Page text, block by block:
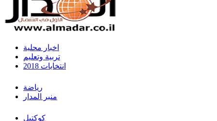
اخبار محلية
تربية وتعليم
انتخابات 2018
رياضة
منبر المدار
كوكتيل